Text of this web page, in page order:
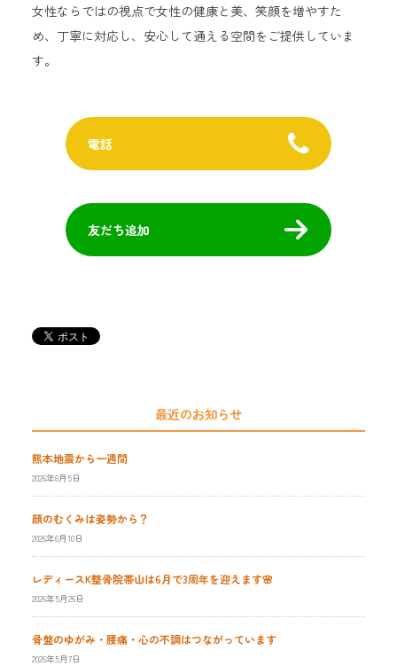
女性ならではの視点で女性の健康と美、笑顔を増やすた
め、丁寧に対応し、安心して通える空間をご提供していま
す。
電話
友だち追加
最近のお知らせ
熊本地震から一週間
2026年8月5日
顔のむくみは姿勢から？
2026年6月10日
レディースK整骨院帯山は6月で3周年を迎えます🌸
2026年5月26日
骨盤のゆがみ・腰痛・心の不調はつながっています
2026年5月7日